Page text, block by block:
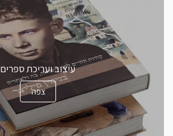
עיצוב ועריכת ספרים
צפה